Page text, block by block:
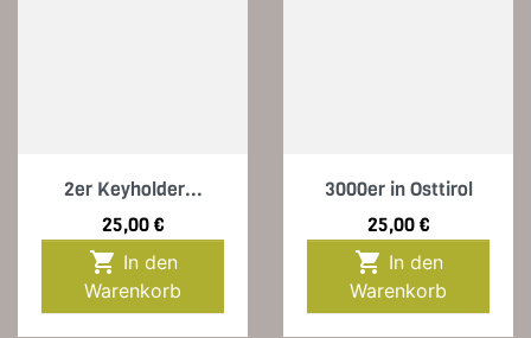
2er Keyholder...
Preis
25,00 €

Warenkorb
3000er in Osttirol
Preis
25,00 €

Warenkorb